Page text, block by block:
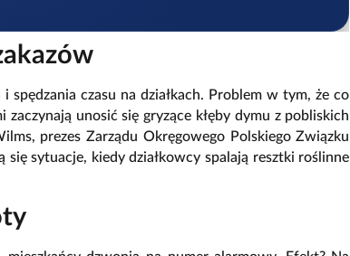
czasu na działkach. Problem w tym, że co
unosić się gryzące kłęby dymu z pobliskich
prezes Zarządu Okręgowego Polskiego Związku
sytuacje, kiedy działkowcy spalają resztki roślinne